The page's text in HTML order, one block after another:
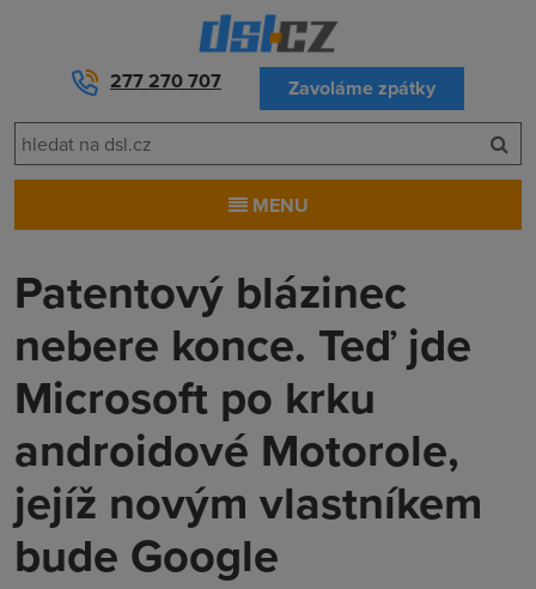
277 270 707 Zavoláme zpátky
MENU
Patentový blázinec
nebere konce. Teď jde
Microsoft po krku
androidové Motorole,
jejíž novým vlastníkem
bude Google